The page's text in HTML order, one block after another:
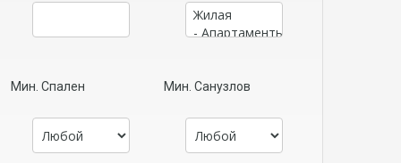
Мин. Спален Мин. Санузлов